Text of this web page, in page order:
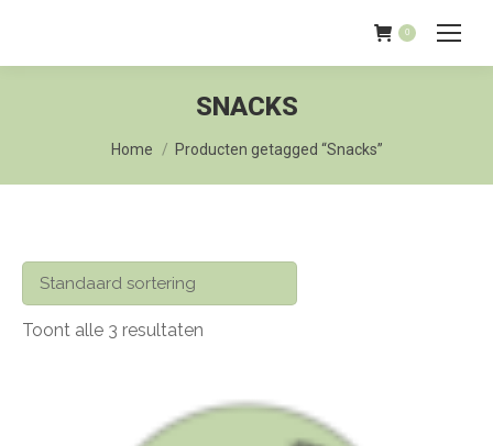
0
SNACKS
Je bent hier:
Home Producten getagged “Snacks”
Toont alle 3 resultaten